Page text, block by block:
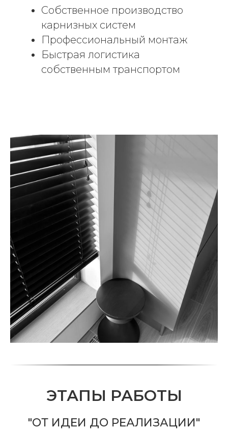
Собственное производство
карнизных систем
Профессиональный монтаж
Быстрая логистика
собственным транспортом
ЭТАПЫ РАБОТЫ
"ОТ ИДЕИ ДО РЕАЛИЗАЦИИ"